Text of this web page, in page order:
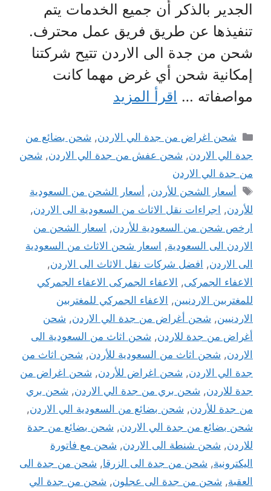
الجدير بالذكر أن جميع الخدمات يتم
تنفيذها عن طريق فريق عمل محترف.
شحن من جدة الى الاردن تتيح شركتنا
إمكانية شحن أي غرض مهما كانت
مواصفاته … اقرأ المزيد
التصنيفات
شحن اغراض من جدة الي الاردن, شحن بضائع من
جدة الي الاردن, شحن عفش من جدة الي الاردن, شحن
من جدة الي الاردن
الوسوم
أسعار الشحن للأردن, أسعار الشحن من السعودية
للأردن, اجراءات نقل الاثاث من السعودية الى الاردن,
ارخص شحن من السعودية للأردن, اسعار الشحن من
الاردن الى السعودية, اسعار شحن الاثاث من السعودية
الى الاردن, افضل شركات نقل الاثاث الى الاردن,
الاعفاء الجمركى,
الاعفاء الجمركى الاعفاء الجمركي
للمغتربين الاردنيين,
الاعفاء الجمركي للمغتربين
الاردنيين, شحن أغراض من جدة الي الاردن, شحن
أغراض من جدة للاردن, شحن اثاث من السعودية الى
الاردن, شحن اثاث من السعودية للأردن, شحن اثاث من
جدة الي الاردن, شحن اغراض للأردن, شحن اغراض من
جدة للاردن, شحن بري من جدة الي الاردن, شحن بري
من جدة للأردن, شحن بضائع من السعودية الي الاردن,
شحن بضائع من جدة الي الاردن, شحن بضائع من جدة
للاردن, شحن شنطة الى الاردن, شحن مع فاتورة
اليكترونية, شحن من جدة الى الزرقا, شحن من جدة الى
العقبة, شحن من جدة الى عجلون, شحن من جدة الي